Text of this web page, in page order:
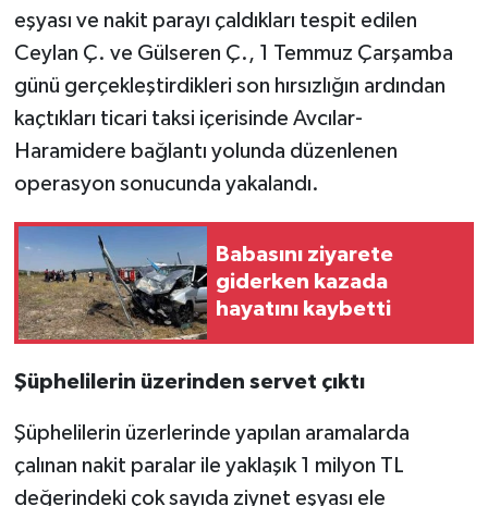
eşyası ve nakit parayı çaldıkları tespit edilen
Ceylan Ç. ve Gülseren Ç., 1 Temmuz Çarşamba
günü gerçekleştirdikleri son hırsızlığın ardından
kaçtıkları ticari taksi içerisinde Avcılar-
Haramidere bağlantı yolunda düzenlenen
operasyon sonucunda yakalandı.
Babasını ziyarete
giderken kazada
hayatını kaybetti
Şüphelilerin üzerinden servet çıktı
Şüphelilerin üzerlerinde yapılan aramalarda
çalınan nakit paralar ile yaklaşık 1 milyon TL
değerindeki çok sayıda ziynet eşyası ele